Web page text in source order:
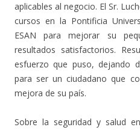
aplicables al negocio. El Sr.
cursos en la Pontificia
ESAN para mejorar su
resultados satisfactorios.
esfuerzo que puso, dejando
para ser un ciudadano que
mejora de su país.
Sobre la seguridad y salud